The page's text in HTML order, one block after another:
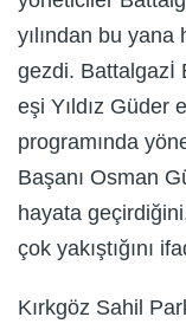
yılından bu yana
gezdi. Battalgazİ
eşi Yıldız Güder
programında
Başanı Osman
hayata
çok yakıştığını
Kırkgöz Sahil